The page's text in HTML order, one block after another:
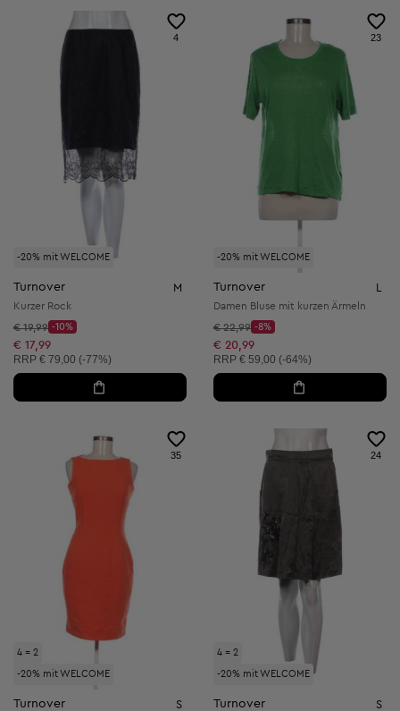
-20% mit WELCOME
4
Turnover M
Kurzer Rock
Startpreis:
€ 19,99
Discount Price:
-10%
Reduzierter Preis:
€ 17,99
Unverbindliche Preisempfehlung:
RRP € 79,00 (-77%)
-20% mit WELCOME
23
Turnover L
Damen Bluse mit kurzen Ärmeln
Startpreis:
€ 22,99
Discount Price:
-8%
Reduzierter Preis:
€ 20,99
Unverbindliche Preisempfehlung:
RRP € 59,00 (-64%)
4 = 2
-20% mit WELCOME
35
Turnover S
4 = 2
-20% mit WELCOME
24
Turnover S